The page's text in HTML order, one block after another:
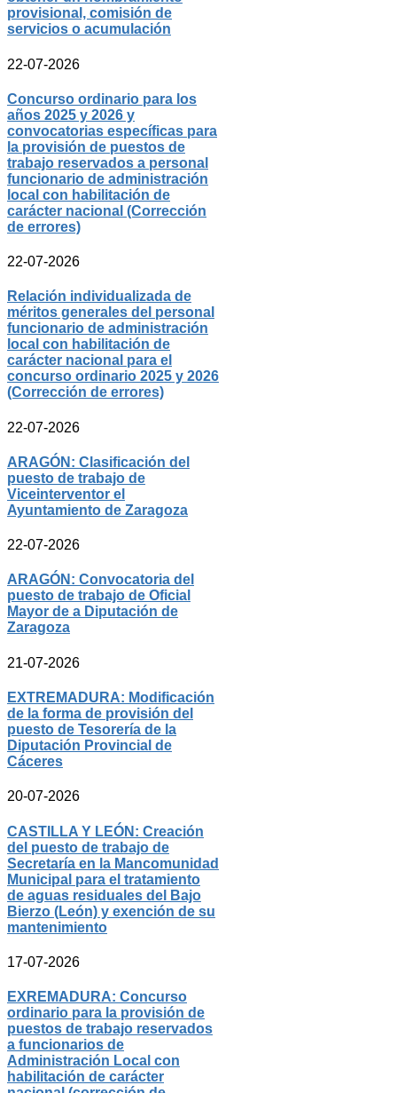
provisional, comisión de
servicios o acumulación
22-07-2026
Concurso ordinario para los
años 2025 y 2026 y
convocatorias específicas para
la provisión de puestos de
trabajo reservados a personal
funcionario de administración
local con habilitación de
carácter nacional (Corrección
de errores)
22-07-2026
Relación individualizada de
méritos generales del personal
funcionario de administración
local con habilitación de
carácter nacional para el
concurso ordinario 2025 y 2026
(Corrección de errores)
22-07-2026
ARAGÓN: Clasificación del
puesto de trabajo de
Viceinterventor el
Ayuntamiento de Zaragoza
22-07-2026
ARAGÓN: Convocatoria del
puesto de trabajo de Oficial
Mayor de a Diputación de
Zaragoza
21-07-2026
EXTREMADURA: Modificación
de la forma de provisión del
puesto de Tesorería de la
Diputación Provincial de
Cáceres
20-07-2026
CASTILLA Y LEÓN: Creación
del puesto de trabajo de
Secretaría en la Mancomunidad
Municipal para el tratamiento
de aguas residuales del Bajo
Bierzo (León) y exención de su
mantenimiento
17-07-2026
EXREMADURA: Concurso
ordinario para la provisión de
puestos de trabajo reservados
a funcionarios de
Administración Local con
habilitación de carácter